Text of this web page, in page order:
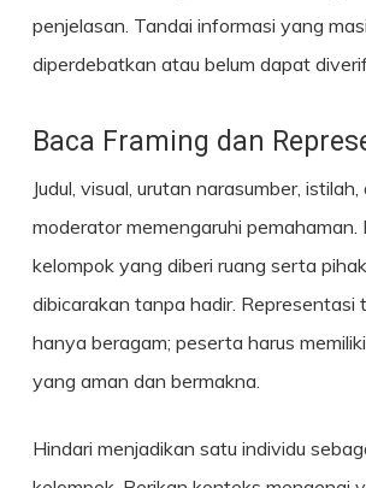
penjelasan. Tandai informasi yang
diperdebatkan atau belum dapat
Baca Framing dan
Judul, visual, urutan narasumber,
moderator memengaruhi pemahaman.
kelompok yang diberi ruang serta
dibicarakan tanpa hadir. Representasi
hanya beragam; peserta harus
yang aman dan bermakna.
Hindari menjadikan satu individu